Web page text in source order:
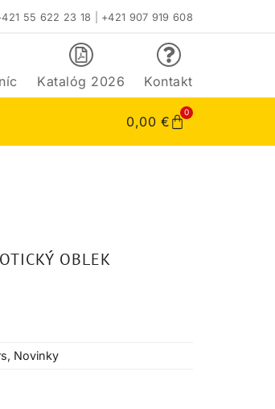
55 622 23 18 +421 907 919 608
Katalóg 2026 Kontakt
0,00 €
0
OBLEK
, Novinky